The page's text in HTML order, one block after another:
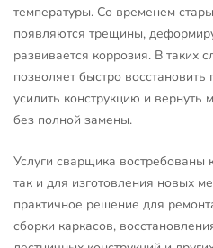
температуры. Со временем
появляются трещины,
развивается коррозия. В таких
позволяет быстро
усилить конструкцию и
без полной замены.
Услуги сварщика востребованы
так и для изготовления новых
практичное решение для
сборки каркасов,